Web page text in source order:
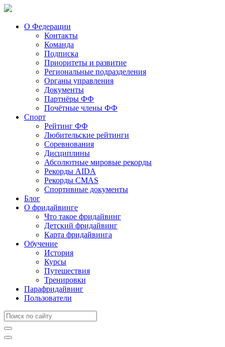
О Федерации
Контакты
Команда
Подписка
Приоритеты и развитие
Региональные подразделения
Органы управления
Документы
Партнёры ФФ
Почётные члены ФФ
Спорт
Рейтинг ФФ
Любительские рейтинги
Соревнования
Дисциплины
Абсолютные мировые рекорды
Рекорды AIDA
Рекорды CMAS
Спортивные документы
Блог
О фридайвинге
Что такое фридайвинг
Детский фридайвинг
Карта фридайвинга
Обучение
История
Курсы
Путешествия
Тренировки
Парафридайвинг
Пользователи